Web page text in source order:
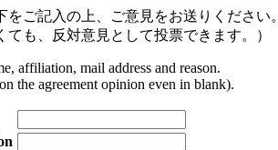
をご記入の上、ご意見をお送りください
ても、反対意見として投票できます。）
affiliation, mail address and reason.
the agreement opinion even in blank).